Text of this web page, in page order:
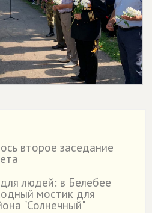
второе заседание
людей: в Белебее
мостик для
"Солнечный"